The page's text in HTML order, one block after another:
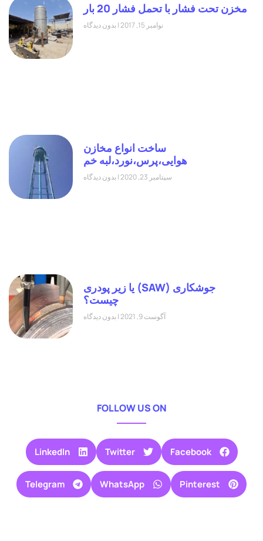
مخزن تحت فشار با تحمل فشار 20 بار
نوامبر 15, 2017 بدون دیدگاه
ساخت انواع مخازن
هوایی،پرس،نورد،لبه خم
سپتامبر 23, 2020 بدون دیدگاه
جوشکاری (SAW) یا زیر پودری
چیست؟
آگوست 9, 2021 بدون دیدگاه
FOLLOW US ON
Facebook
Twitter
LinkedIn
Pinterest
WhatsApp
Telegram